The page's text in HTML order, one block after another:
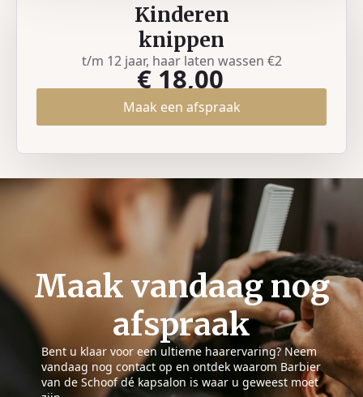
Kinderen
knippen
t/m 12 jaar, haar laten wassen €2
€ 18,00
Maak een afspraak
Maak vandaag nog
afspraak
Bent u klaar voor een ultieme haarervaring? Neem
vandaag nog contact op en ontdek waarom Barbier
van de Schoof dé kapsalon is waar u geweest moet